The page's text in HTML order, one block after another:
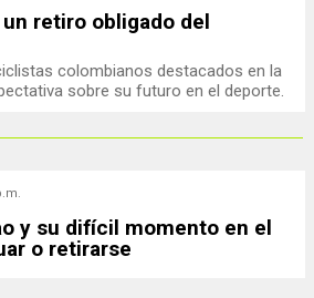
retiro obligado del
colombianos destacados en la
sobre su futuro en el deporte.
y su difícil momento en el
o retirarse